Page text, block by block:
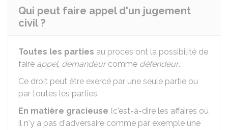
Qui peut faire appel d'un jugement
civil ?
Toutes les parties au procès ont la possibilité de
faire appel, demandeurcomme défendeur.
Ce droit peut être exercé par une seule partie ou
par toutes les parties.
En matière gracieuse (c'est-à-dire les affaires où
il n'y a pas d'adversaire comme par exemple une